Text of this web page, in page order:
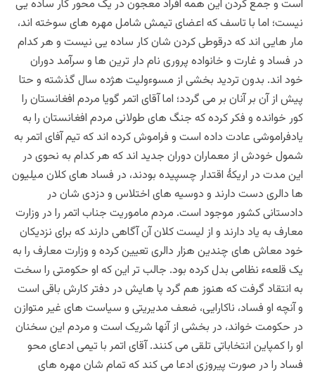
است و جمع کردن این همه افراد معجون در یک محور کار ساده یی
نیست؛ اما با تاسف که اعضای تیمش شامل مهره های سوخته اند،
مار هایی اند که درقوطی کردن شان کار ساده یی نیست و هر کدام
در فساد و غارت و خانواده پروری نام دار ترین ها و سرآمد دوران
خود اند. بدون تردید بخشی از مسوءولیت هژده سال گذشته و حتا
پیش از آن بر آنان بر می گردد؛ اما آقای اتمر گویا مردم افغانستان را
کور خوانده و فکر کرده که جنگ های طولانی مردم افغانستان را به
یادفراموشی عادت داده است و فراموش کرده اند که تیم آفای اتمر به
شمول خودش از معماران دوران جدید اند که هر کدام به نحوی در
این مدت در اریکۀ اقتدار چسپیده بودند، در فساد های کلان میلیون
ها دالری دست دارند و دوسیه های اختلاس و دزدی شان در
دادستانی کشور موجود است. مردم ماموریت جناب اتمر را در وزارت
معارف به یاد دارند و از لیست کلان آن آگاهی دارند که برای نزدیکان
خود معاش های چندین هزار دالری تعیین کرده و وزارت معارف را به
یک قلعهء نظامی بدل کرده بود. جالب تر این که او حکومتی را سخت
به انتقاد گرفت که هنوز هم گرد پا هایش در دفتر کارش باقی است
و آنچه او فساد، ناکارایی، ضعف مدیریتی و سیاست های غیر متوازن
در حکومت خواند، در بخشی از آنها شریک است و مردم این سخنان
او را کمپاین انتخاباتی تلقی می کنند. آقای اتمر با تیمی ادعای محو
فساد را در صورت پیروزی ادعا می کند که تمام شان مهره های